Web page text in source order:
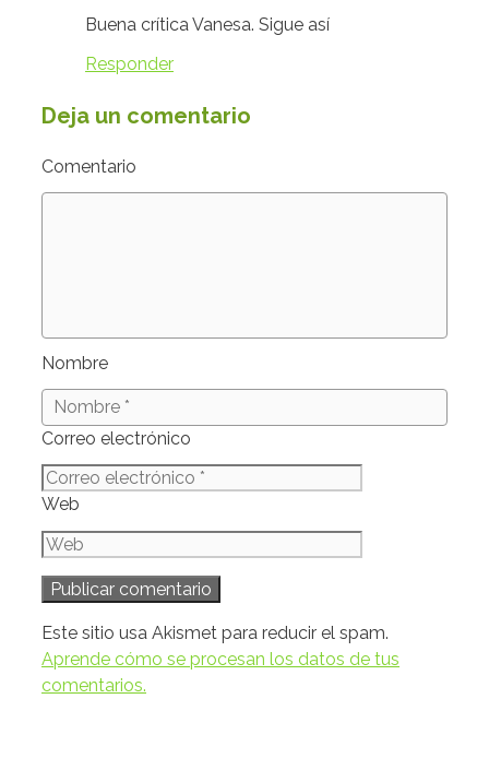
Buena crítica Vanesa. Sigue así
Responder
Deja un comentario
Comentario
Nombre
Correo electrónico
Web
Este sitio usa Akismet para reducir el spam.
Aprende cómo se procesan los datos de tus
comentarios.